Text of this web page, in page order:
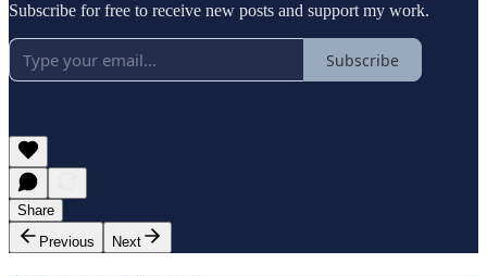
Subscribe for free to receive new posts and support my work.
Subscribe
Share
Previous
Next